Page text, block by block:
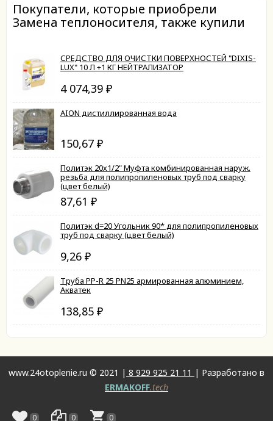
Покупатели, которые приобрели
Замена теплоносителя, также купили
СРЕДСТВО ДЛЯ ОЧИСТКИ ПОВЕРХНОСТЕЙ "DIXIS-
LUX" 10 Л +1 КГ НЕЙТРАЛИЗАТОР
4 074,39 ₽
AION дистиллированная вода
150,67 ₽
Политэк 20х1/2" Муфта комбинированная наруж.
резьба для полипропиленовых труб под сварку
(цвет белый)
87,61 ₽
Политэк d=20 Угольник 90* для полипропиленовых
труб под сварку (цвет белый)
9,26 ₽
Труба PP-R 25 PN25 армированная алюминием,
Акватек
138,85 ₽
www.24otoplenie.ru © 2021 | 8 929 925 21 11 | Разработано в
ERMAKOFF.tech
0 0 0